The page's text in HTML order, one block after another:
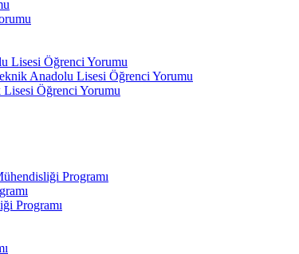
Lisesi Öğrenci Yorumu
Anadolu Lisesi Öğrenci Yorumu
Öğrenci Yorumu
Programı
Programı